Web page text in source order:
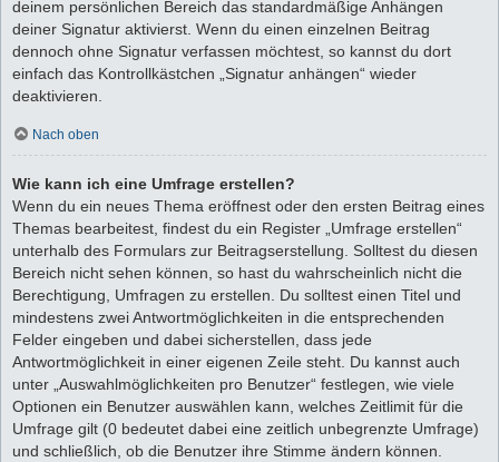
deinem persönlichen Bereich das standardmäßige Anhängen
deiner Signatur aktivierst. Wenn du einen einzelnen Beitrag
dennoch ohne Signatur verfassen möchtest, so kannst du dort
einfach das Kontrollkästchen „Signatur anhängen“ wieder
deaktivieren.
Nach oben
Wie kann ich eine Umfrage erstellen?
Wenn du ein neues Thema eröffnest oder den ersten Beitrag eines
Themas bearbeitest, findest du ein Register „Umfrage erstellen“
unterhalb des Formulars zur Beitragserstellung. Solltest du diesen
Bereich nicht sehen können, so hast du wahrscheinlich nicht die
Berechtigung, Umfragen zu erstellen. Du solltest einen Titel und
mindestens zwei Antwortmöglichkeiten in die entsprechenden
Felder eingeben und dabei sicherstellen, dass jede
Antwortmöglichkeit in einer eigenen Zeile steht. Du kannst auch
unter „Auswahlmöglichkeiten pro Benutzer“ festlegen, wie viele
Optionen ein Benutzer auswählen kann, welches Zeitlimit für die
Umfrage gilt (0 bedeutet dabei eine zeitlich unbegrenzte Umfrage)
und schließlich, ob die Benutzer ihre Stimme ändern können.